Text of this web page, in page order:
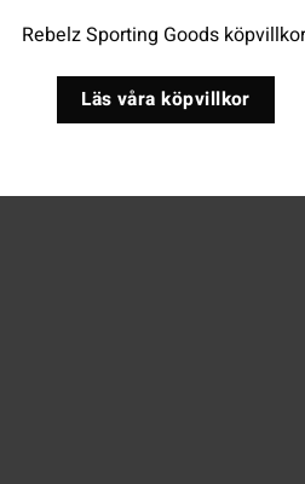
Rebelz Sporting Goods
Läs våra köpvillkor